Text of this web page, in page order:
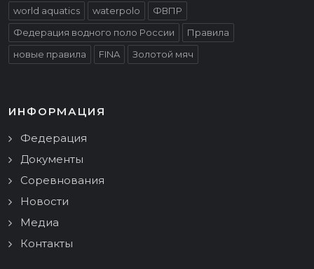
world aquatics waterpolo
ФВПР
Федерация водного поло России
Правила
новые правила
FINA Золотой мяч
ИНФОРМАЦИЯ
Федерация
Документы
Соревнования
Новости
Медиа
Контакты